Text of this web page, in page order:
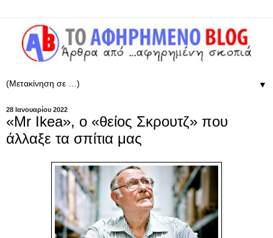
▼
28 Ιανουαρίου 2022
«Mr Ikea», ο «θείος Σκρουτζ» που
άλλαξε τα σπίτια μας